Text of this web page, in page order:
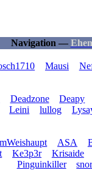
Navigation —
Mausi
Deadzone
Deapy
Leini lullog
ASA
Ke3p3r
Krisaide
Pinguinkiller